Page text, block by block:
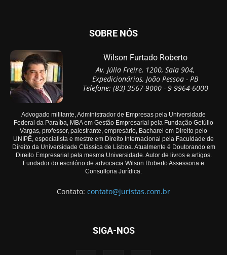
SOBRE NÓS
Wilson Furtado Roberto
Av. Júlia Freire, 1200, Sala 904,
Expedicionários, João Pessoa - PB
Telefone: (83) 3567-9000 - 9 9964-6000
Advogado militante, Administrador de Empresas pela Universidade
Federal da Paraíba, MBA em Gestão Empresarial pela Fundação Getúlio
Vargas, professor, palestrante, empresário, Bacharel em Direito pelo
UNIPÊ, especialista e mestre em Direito Internacional pela Faculdade de
Direito da Universidade Clássica de Lisboa. Atualmente é Doutorando em
Direito Empresarial pela mesma Universidade. Autor de livros e artigos.
Fundador do escritório de advocacia Wilson Roberto Assessoria e
Consultoria Jurídica.
Contato: contato@juristas.com.br
SIGA-NOS